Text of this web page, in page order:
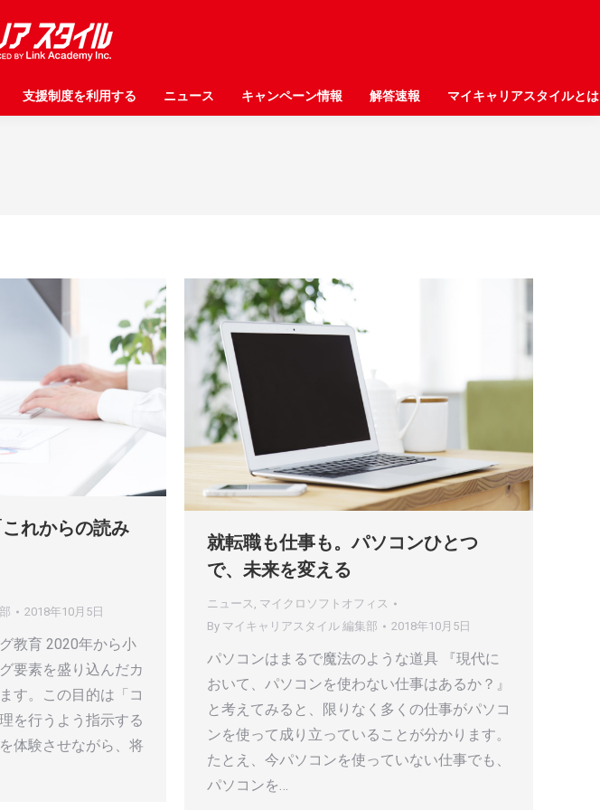
支援制度を利用する ニュース キャンペーン情報 解答速報 マイキャリアスタイルとは
れからの読み
2018年10月5日
教育 2020年から小
要素を盛り込んだカ
す。この目的は「コ
を行うよう指示する
体験させながら、将
就転職も仕事も。パソコンひとつ
で、未来を変える
ニュース , マイクロソフトオフィス
By マイキャリアスタイル 編集部 2018年10月5日
パソコンはまるで魔法のような道具 『現代に
おいて、パソコンを使わない仕事はあるか？』
と考えてみると、限りなく多くの仕事がパソコ
ンを使って成り立っていることが分かります。
たとえ、今パソコンを使っていない仕事でも、
パソコンを…
支援制度を利用する ニュース キャンペーン情報 解答速報 マイキャリアスタイルとは